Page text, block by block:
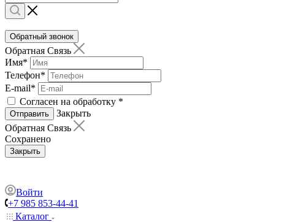
Обратный звонок
Обратная Связь
Имя*
Телефон*
E-mail*
Согласен на обработку *
Отправить
Закрыть
Обратная Связь
Сохранено
Закрыть
Войти
+7 985 853-44-41
Каталог